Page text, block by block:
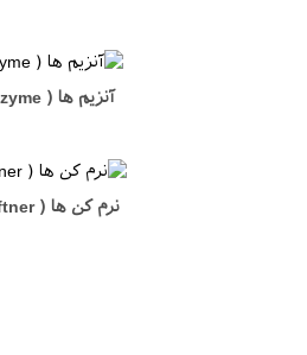
آنزیم ها ( Enzyme )
نرم کن ها ( Softner )